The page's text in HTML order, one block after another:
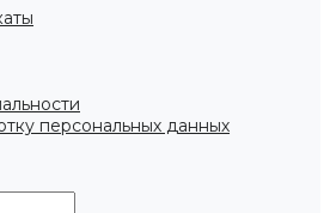
персональных данных